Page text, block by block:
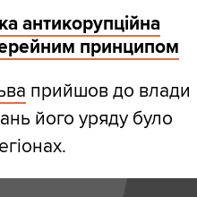
антикорупційна
принципом
прийшов до влади
його уряду було